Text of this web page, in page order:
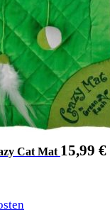
Cat Mat 15,99 €